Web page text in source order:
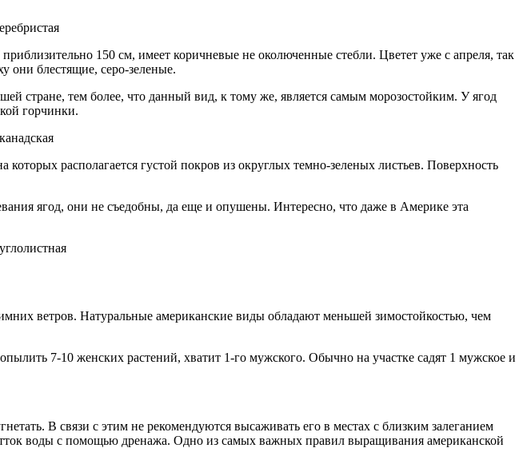
150 см, имеет коричневые не околюченные стебли. Цветет уже с апреля, так
они блестящие, серо-зеленые.
стране, тем более, что данный вид, к тому же, является самым морозостойким. У ягод
горчинки.
располагается густой покров из округлых темно-зеленых листьев. Поверхность
ягод, они не съедобны, да еще и опушены. Интересно, что даже в Америке эта
ветров. Натуральные американские виды обладают меньшей зимостойкостью, чем
7-10 женских растений, хватит 1-го мужского. Обычно на участке садят 1 мужское и
В связи с этим не рекомендуются высаживать его в местах с близким залеганием
воды с помощью дренажа. Одно из самых важных правил выращивания американской